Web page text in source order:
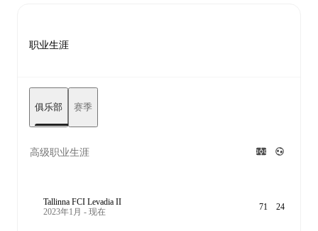
职业生涯
俱乐部 赛季
高级职业生涯
Tallinna FCI Levadia II
2023年1月 - 现在
71 24